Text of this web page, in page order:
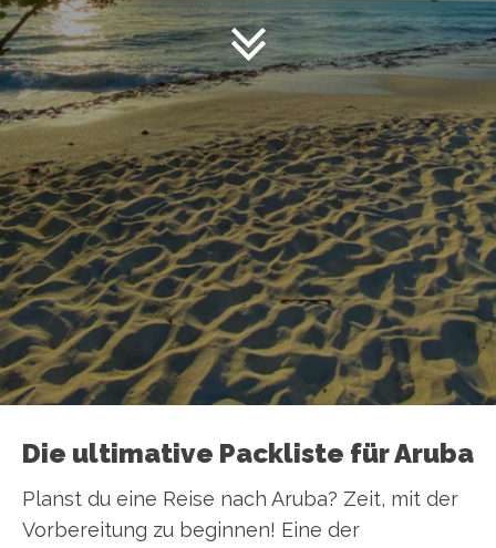
Die ultimative Packliste für Aruba
Planst du eine Reise nach Aruba? Zeit, mit der
Vorbereitung zu beginnen! Eine der